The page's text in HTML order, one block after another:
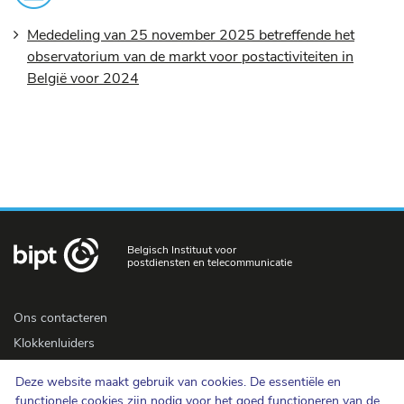
Deze website maakt gebruik van cookies. De essentiële en
values.
Range:
Mededeling van 25 november 2025 betreffende het
observatorium van de markt voor postactiviteiten in
België voor 2024
Belgisch Instituut voor
postdiensten en telecommunicatie
Ons contacteren
Klokkenluiders
Toegankelijkheid